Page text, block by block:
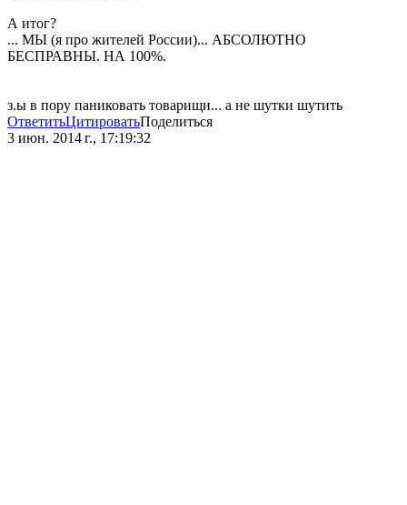
А итог?
... МЫ (я про жителей России)... АБСОЛЮТНО
БЕСПРАВНЫ. НА 100%.
з.ы в пору паниковать товарищи... а не шутки шутить
ОтветитьЦитироватьПоделиться
3 июн. 2014 г., 17:19:32